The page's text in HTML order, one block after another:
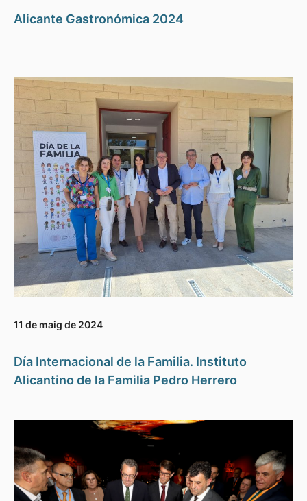
Alicante Gastronómica 2024
11 de maig de 2024
Día Internacional de la Familia. Instituto
Alicantino de la Familia Pedro Herrero